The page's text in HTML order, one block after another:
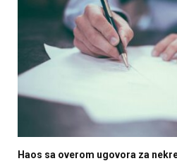
Haos sa overom ugovora za